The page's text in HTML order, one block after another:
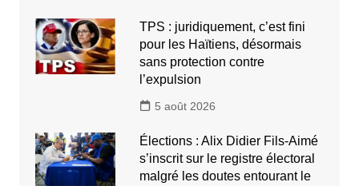
TPS : juridiquement, c’est fini
pour les Haïtiens, désormais
sans protection contre
l’expulsion
5 août 2026
Élections : Alix Didier Fils-Aimé
s’inscrit sur le registre électoral
malgré les doutes entourant le